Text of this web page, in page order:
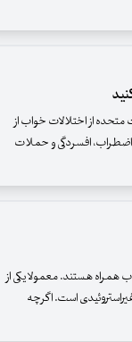
در ایالات متحده از اختلالات خواب از
اضطراب، افسردگی و حملات
همراه هستند. معمولا یکی از
است. اگرچه